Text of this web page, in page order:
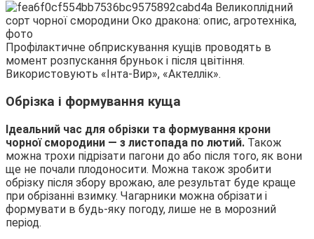
Профілактичне обприскування кущів проводять в
момент розпускання бруньок і після цвітіння.
Використовують «Інта-Вир», «Актеллік».
Обрізка і формування куща
Ідеальний час для обрізки та формування крони
чорної смородини — з листопада по лютий. Також
можна трохи підрізати пагони до або після того, як вони
ще не почали плодоносити. Можна також зробити
обрізку після збору врожаю, але результат буде краще
при обрізанні взимку. Чагарники можна обрізати і
формувати в будь-яку погоду, лише не в морозний
період.